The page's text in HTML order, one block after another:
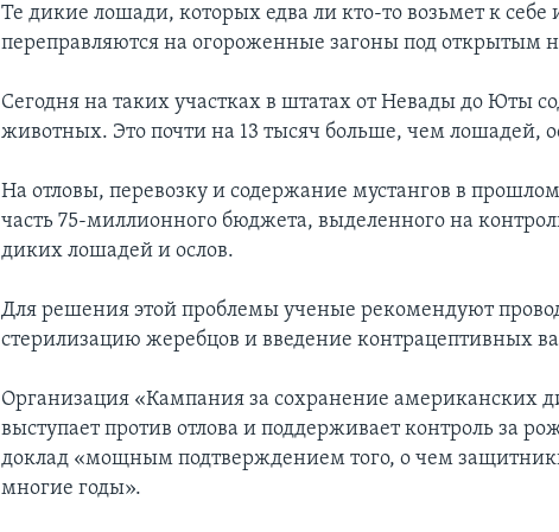
Те дикие лошади, которых едва ли кто-то возьмет к себе
переправляются на огороженные загоны под открытым
Сегодня на таких участках в штатах от Невады до Юты
животных. Это почти на 13 тысяч больше, чем лошадей,
На отловы, перевозку и содержание мустангов в
часть 75-миллионного бюджета, выделенного на
диких лошадей и ослов.
Для решения этой проблемы ученые рекомендуют
стерилизацию жеребцов и введение контрацептивных
Организация «Кампания за сохранение американских
выступает против отлова и поддерживает контроль за
доклад «мощным подтверждением того, о чем
многие годы».